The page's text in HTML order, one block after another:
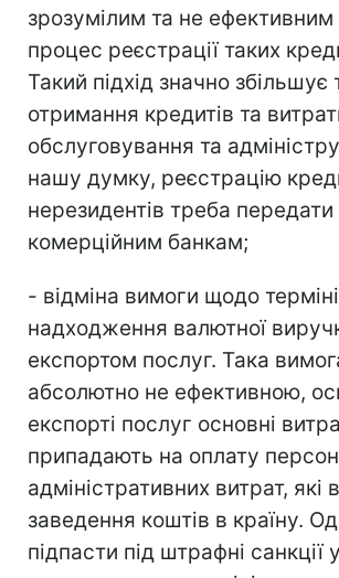
зрозумілим та не
процес реєстрації таких
Такий підхід значно збільшує
отримання кредитів та
обслуговування та
нашу думку, реєстрацію
нерезидентів треба передати
комерційним банкам;
- відміна вимоги щодо
надходження валютної
експортом послуг. Така
абсолютно не ефективною,
експорті послуг основні
припадають на оплату
адміністративних витрат, які
заведення коштів в країну.
підпасти під штрафні санкції